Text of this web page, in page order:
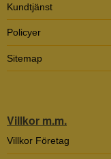
Kundtjänst
Policyer
Sitemap
Villkor m.m.
Villkor Företag